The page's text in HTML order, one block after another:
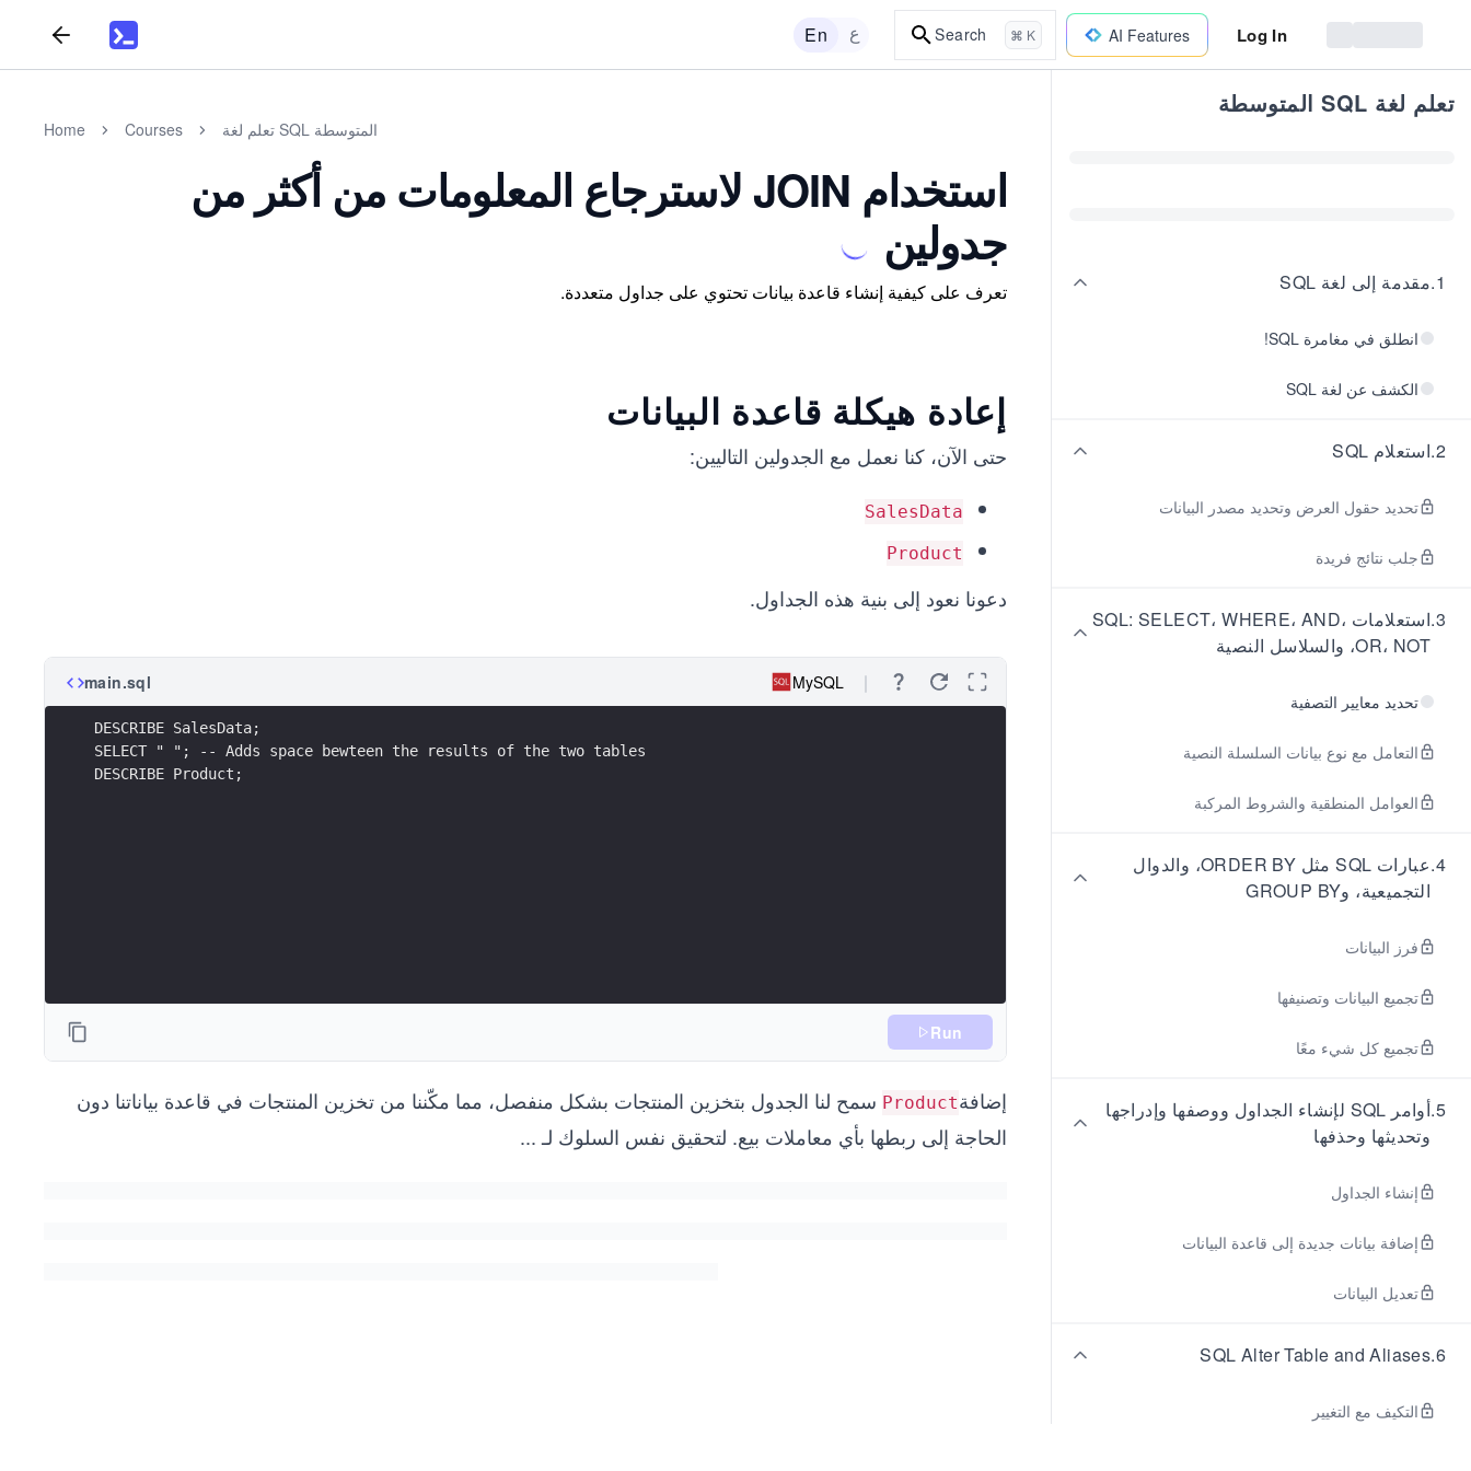
En ع Search ⌘ K AI Features Log In
تعلم لغة SQL المتوسطة
1
.مقدمة إلى لغة SQL
انطلق في مغامرة SQL!
الكشف عن لغة SQL
2
.استعلام SQL
تحديد حقول العرض وتحديد مصدر البيانات
جلب نتائج فريدة
3
.
استعلامات SQL: SELECT، WHERE، AND،
OR، NOT، والسلاسل النصية
تحديد معايير التصفية
التعامل مع نوع بيانات السلسلة النصية
العوامل المنطقية والشروط المركبة
4
.
عبارات SQL مثل ORDER BY، والدوال
التجميعية، وGROUP BY
فرز البيانات
تجميع البيانات وتصنيفها
تجميع كل شيء معًا
5
.
أوامر SQL لإنشاء الجداول ووصفها وإدراجها
وتحديثها وحذفها
إنشاء الجداول
إضافة بيانات جديدة إلى قاعدة البيانات
تعديل البيانات
6
.
SQL Alter Table and Aliases
التكيف مع التغيير
Home Courses تعلم لغة SQL المتوسطة
استخدام JOIN لاسترجاع المعلومات من أكثر من
جدولين
تعرف على كيفية إنشاء قاعدة بيانات تحتوي على جداول متعددة.
إعادة هيكلة قاعدة البيانات
حتى الآن، كنا نعمل مع الجدولين التاليين:
SalesData
Product
دعونا نعود إلى بنية هذه الجداول.
main.sql MySQL
DESCRIBE SalesData;
SELECT " "; -- Adds space bewteen the results of the two tables
DESCRIBE Product;
Run
إضافةProduct سمح لنا الجدول بتخزين المنتجات بشكل منفصل، مما مكّننا من تخزين المنتجات في قاعدة بياناتنا دون
الحاجة إلى ربطها بأي معاملات بيع. لتحقيق نفس السلوك لـ ...